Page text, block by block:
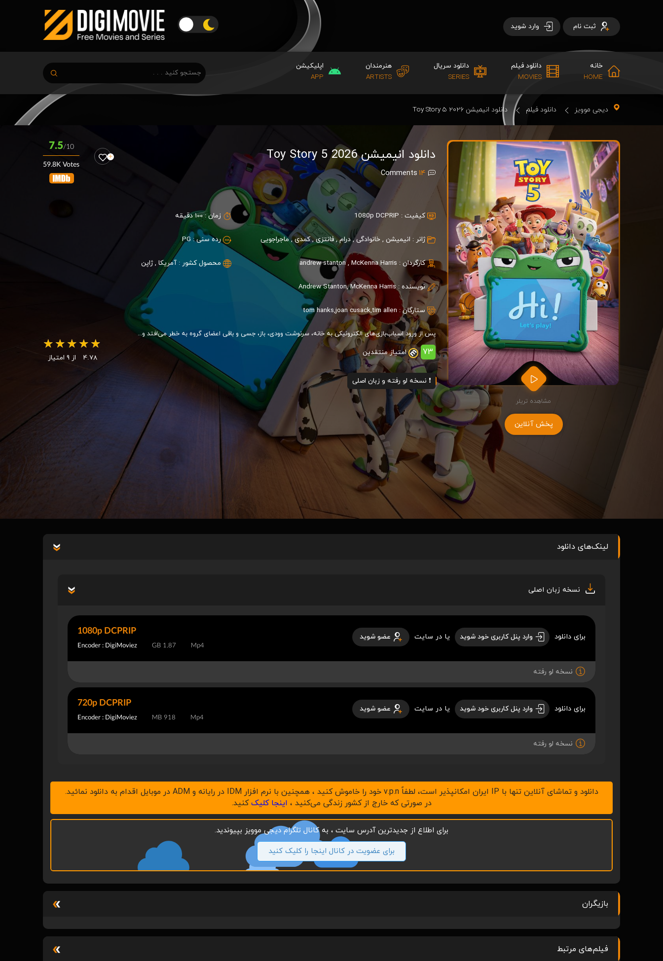
ثبت نام وارد شوید
خانه
HOME
دانلود فیلم
MOVIES
دانلود سریال
SERIES
هنرمندان
ARTISTS
اپلیکیشن
APP
دیجی موویز دانلود فیلم دانلود انیمیشن Toy Story 5 2026
مشاهده تریلر
پخش آنلاین
7.5/10
59.8K Votes
دانلود انیمیشن Toy Story 5 2026
14
Comments
کیفیت : 1080p DCPRIP زمان : 100 دقیقه
ژانر : انیمیشن ,خانوادگی,درام,فانتزی,کمدی,ماجراجویی رده سنی : PG
کارگردان : andrew stanton, McKenna Harris محصول کشور : آمریکا ,ژاپن
نویسنده : Andrew Stanton, McKenna Harris
ستارگان : tom hanks,joan cusack,tim allen
پس از ورود اسباب‌بازی‌های الکترونیکی به خانه، سرنوشت وودی، باز، جسی و باقی اعضای گروه به خطر می‌افتد و...
73 امتیاز منتقدین
4.78 از 9 امتیاز
❗️ نسخه لو رفته و زبان اصلی
لینک‌های دانلود
نسخه زبان اصلی
برای دانلود وارد پنل کاربری خود شوید یا در سایت عضو شوید
1080p DCPRIP
Encoder : DigiMoviez 1.87 GB Mp4
نسخه لو رفته
برای دانلود وارد پنل کاربری خود شوید یا در سایت عضو شوید
720p DCPRIP
Encoder : DigiMoviez 918 MB Mp4
نسخه لو رفته
دانلود و تماشای آنلاین تنها با IP ایران امکانپذیر است، لطفاً v.p.n خود را خاموش کنید ، همچنین با نرم افزار IDM در رایانه و ADM در موبایل اقدام به دانلود نمائید.
در صورتی که خارج از کشور زندگی می‌کنید ، اینجا کلیککنید.
برای اطلاع از جدیدترین آدرس سایت ، به کانال تلگرام دیجی موویز بپیوندید.
برای عضویت در کانال اینجا را کلیک کنید
بازیگران
فیلم‌های مرتبط